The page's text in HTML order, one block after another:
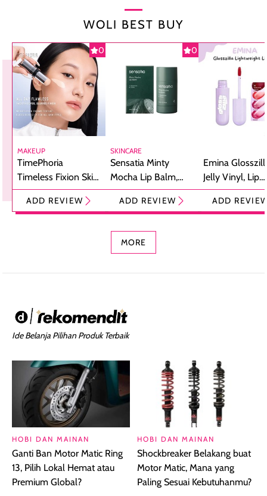
WOLI BEST BUY
0
MAKEUP
TimePhoria
Timeless Fixion Skin
Tint Stick,
Foundation dan
ADD REVIEW
0
SKINCARE
Sensatia Minty
Mocha Lip Balm,
Pelembap Bibir
dengan Aroma
ADD REVIEW
Emina
Jelly Vinyl, Lip
Cream Glossy
Ringan
ADD
MORE
Ide Belanja Pilihan Produk Terbaik
HOBI DAN MAINAN
Ganti Ban Motor Matic Ring
13, Pilih Lokal Hemat atau
Premium Global?
HOBI DAN MAINAN
Shockbreaker Belakang buat
Motor Matic, Mana yang
Paling Sesuai Kebutuhanmu?